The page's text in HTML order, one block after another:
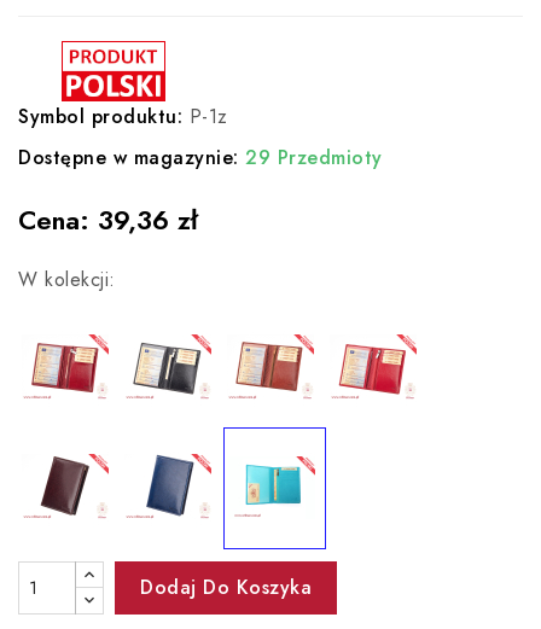
Symbol produktu: P-1z
Dostępne w magazynie: 29 Przedmioty
Cena: 39,36 zł
W kolekcji:
Dodaj Do Koszyka